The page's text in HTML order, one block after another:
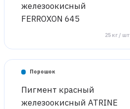
железоокисный
FERROXON 645
25 кг / шт
Порошок
Пигмент красный
железоокисный ATRINE